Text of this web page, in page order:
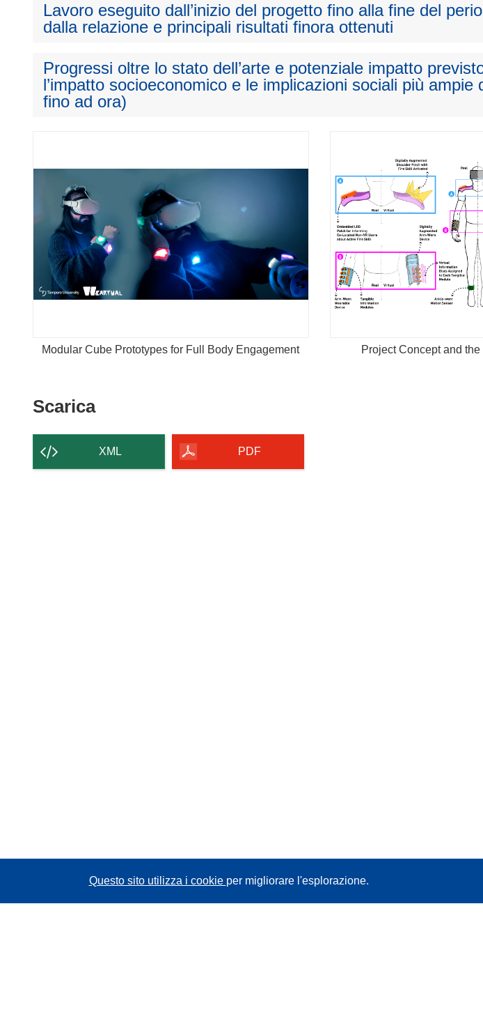
Lavoro eseguito dall’inizio del progetto fino alla fine del
dalla relazione e principali risultati finora ottenuti
Progressi oltre lo stato dell’arte e potenziale impatto
l’impatto socioeconomico e le implicazioni sociali più ampie
fino ad ora)
Modular Cube Prototypes for Full Body Engagement Project Concept and
ScaricaScarica
contenuto
della
XML PDF
Questo sito utilizza i cookie per migliorare l'esplorazione.